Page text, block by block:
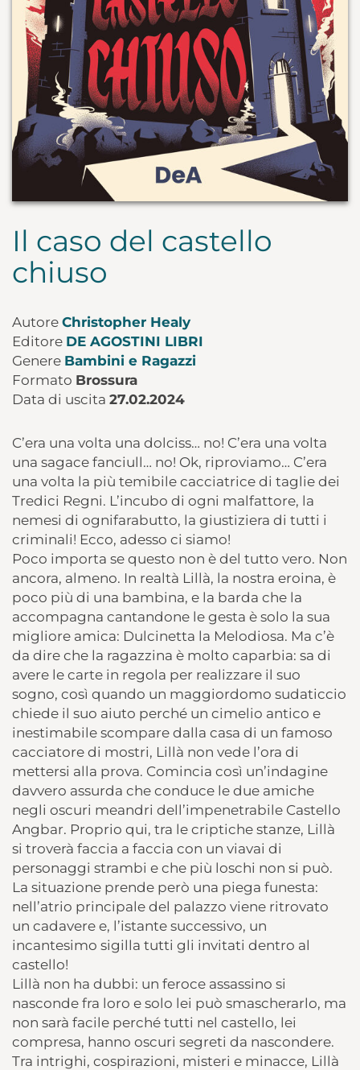
Il caso del castello
chiuso
Autore Christopher Healy
Editore DE AGOSTINI LIBRI
Genere Bambini e Ragazzi
Formato Brossura
Data di uscita 27.02.2024
C’era una volta una dolciss… no! C’era una volta
una sagace fanciull… no! Ok, riproviamo… C’era
una volta la più temibile cacciatrice di taglie dei
Tredici Regni. L’incubo di ogni malfattore, la
nemesi di ognifarabutto, la giustiziera di tutti i
criminali! Ecco, adesso ci siamo!
Poco importa se questo non è del tutto vero. Non
ancora, almeno. In realtà Lillà, la nostra eroina, è
poco più di una bambina, e la barda che la
accompagna cantandone le gesta è solo la sua
migliore amica: Dulcinetta la Melodiosa. Ma c’è
da dire che la ragazzina è molto caparbia: sa di
avere le carte in regola per realizzare il suo
sogno, così quando un maggiordomo sudaticcio
chiede il suo aiuto perché un cimelio antico e
inestimabile scompare dalla casa di un famoso
cacciatore di mostri, Lillà non vede l’ora di
mettersi alla prova. Comincia così un’indagine
davvero assurda che conduce le due amiche
negli oscuri meandri dell’impenetrabile Castello
Angbar. Proprio qui, tra le criptiche stanze, Lillà
si troverà faccia a faccia con un viavai di
personaggi strambi e che più loschi non si può.
La situazione prende però una piega funesta:
nell’atrio principale del palazzo viene ritrovato
un cadavere e, l’istante successivo, un
incantesimo sigilla tutti gli invitati dentro al
castello!
Lillà non ha dubbi: un feroce assassino si
nasconde fra loro e solo lei può smascherarlo, ma
non sarà facile perché tutti nel castello, lei
compresa, hanno oscuri segreti da nascondere.
Tra intrighi, cospirazioni, misteri e minacce, Lillà